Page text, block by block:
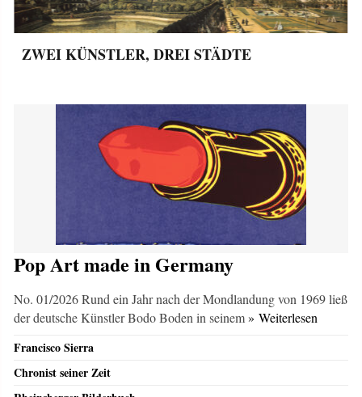
ZWEI KÜNSTLER, DREI STÄDTE
Pop Art made in Germany
No. 01/2026 Rund ein Jahr nach der Mondlandung von 1969 ließ
der deutsche Künstler Bodo Boden in seinem» Weiterlesen
Francisco Sierra
Chronist seiner Zeit